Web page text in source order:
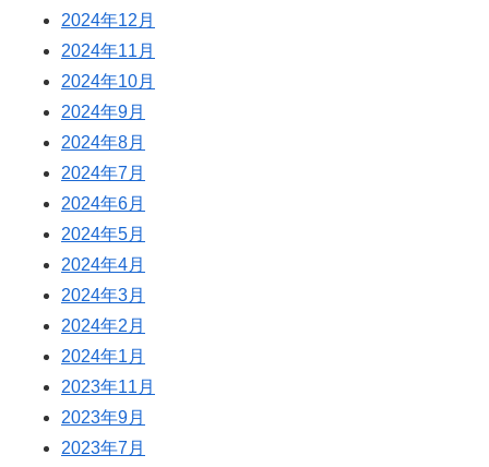
2024年12月
2024年11月
2024年10月
2024年9月
2024年8月
2024年7月
2024年6月
2024年5月
2024年4月
2024年3月
2024年2月
2024年1月
2023年11月
2023年9月
2023年7月